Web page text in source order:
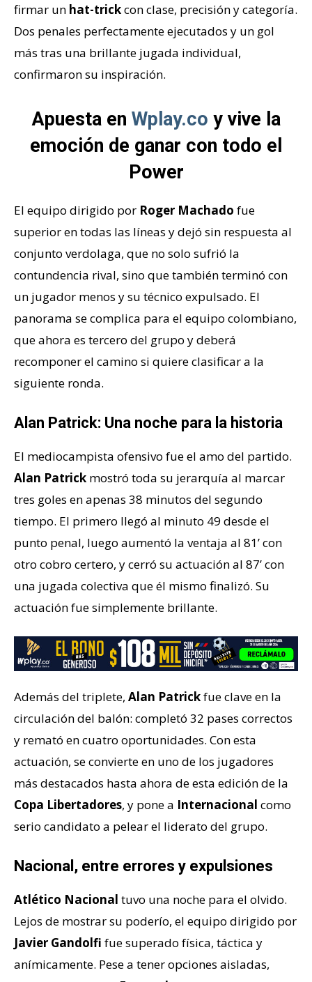
firmar un hat-trickcon clase, precisión y categoría.
Dos penales perfectamente ejecutados y un gol
más tras una brillante jugada individual,
confirmaron su inspiración.
Apuesta en Wplay.co y vive la
emoción de ganar con todo el
Power
El equipo dirigido por Roger Machado fue
superior en todas las líneas y dejó sin respuesta al
conjunto verdolaga, que no solo sufrió la
contundencia rival, sino que también terminó con
un jugador menos y su técnico expulsado. El
panorama se complica para el equipo colombiano,
que ahora es tercero del grupo y deberá
recomponer el camino si quiere clasificar a la
siguiente ronda.
Alan Patrick: Una noche para la historia
El mediocampista ofensivo fue el amo del partido.
Alan Patrick mostró toda su jerarquía al marcar
tres goles en apenas 38 minutos del segundo
tiempo. El primero llegó al minuto 49 desde el
punto penal, luego aumentó la ventaja al 81’ con
otro cobro certero, y cerró su actuación al 87’ con
una jugada colectiva que él mismo finalizó. Su
actuación fue simplemente brillante.
Además del triplete, Alan Patrickfue clave en la
circulación del balón: completó 32 pases correctos
y remató en cuatro oportunidades. Con esta
actuación, se convierte en uno de los jugadores
más destacados hasta ahora de esta edición de la
Copa Libertadores, y pone a Internacional como
serio candidato a pelear el liderato del grupo.
Nacional, entre errores y expulsiones
Atlético Nacional tuvo una noche para el olvido.
Lejos de mostrar su poderío, el equipo dirigido por
Javier Gandolfi fue superado física, táctica y
anímicamente. Pese a tener opciones aisladas,